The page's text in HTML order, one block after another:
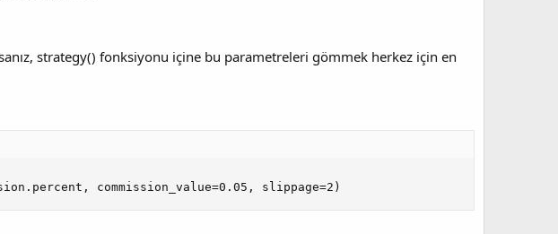
strategy() fonksiyonu içine bu parametreleri gömmek herkez için en
commission_value=0.05, slippage=2)